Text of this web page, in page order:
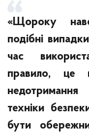
«Щороку
подібні
час
правило, це
техніки
бути